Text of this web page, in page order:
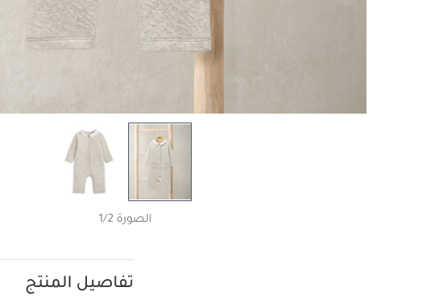
الصورة 1/2
تفاصيل المنتج